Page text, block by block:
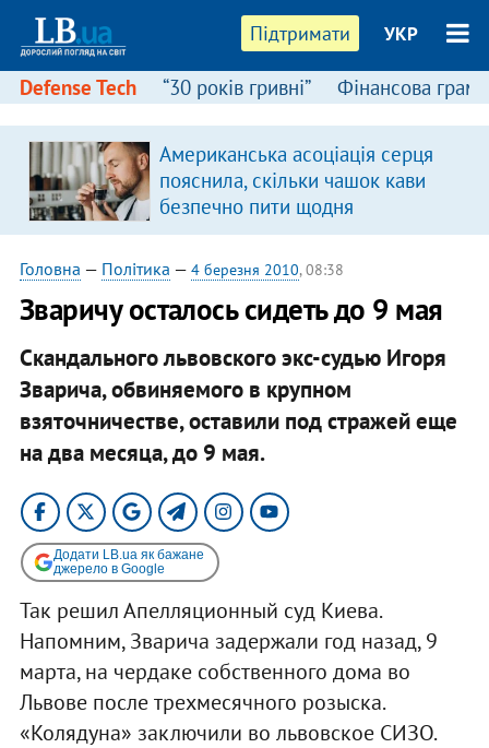
Підтримати УКР
Defense Tech “30 років гривні” Фінансова
Американська асоціація серця
пояснила, скільки чашок кави
безпечно пити щодня
Головна — Політика — 4 березня 2010, 08:38
Зваричу осталось сидеть до 9 мая
Скандального львовского экс-судью Игоря
Зварича, обвиняемого в крупном
взяточничестве, оставили под стражей еще
на два месяца, до 9 мая.
Додати LB.ua як бажане
джерело в Google
Так решил Апелляционный суд Киева.
Напомним, Зварича задержали год назад, 9
марта, на чердаке собственного дома во
Львове после трехмесячного розыска.
«Колядуна» заключили во львовское СИЗО.